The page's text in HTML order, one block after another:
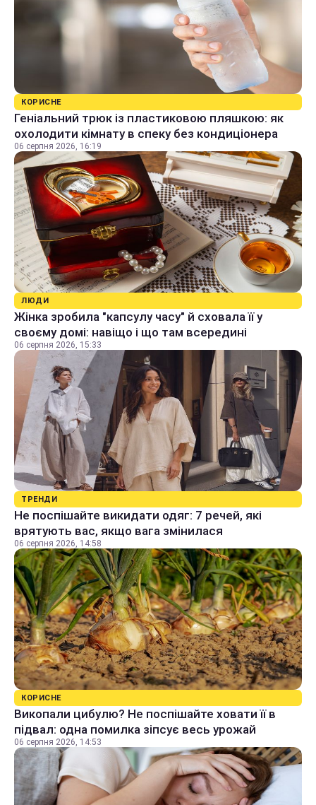
КОРИСНЕ
Геніальний трюк із пластиковою пляшкою: як
охолодити кімнату в спеку без кондиціонера
06 серпня 2026, 16:19
ЛЮДИ
Жінка зробила "капсулу часу" й сховала її у
своєму домі: навіщо і що там всередині
06 серпня 2026, 15:33
ТРЕНДИ
Не поспішайте викидати одяг: 7 речей, які
врятують вас, якщо вага змінилася
06 серпня 2026, 14:58
КОРИСНЕ
Викопали цибулю? Не поспішайте ховати її в
підвал: одна помилка зіпсує весь урожай
06 серпня 2026, 14:53